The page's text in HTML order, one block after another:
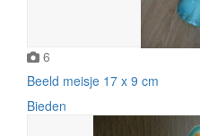
6
Beeld meisje 17 x 9 cm
Bieden